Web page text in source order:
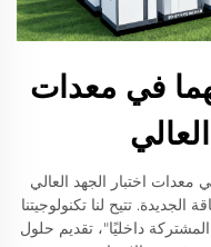
في معدات
اختبار الجهد العالي
تتيح لنا تكنولوجيتنا
داخليًا"، تقديم حلول